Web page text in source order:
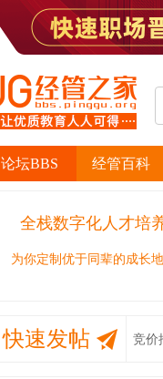
经管百科
论坛BBS
全栈数字化人才培
为你定制优于同辈的成长
快速发帖 竞价